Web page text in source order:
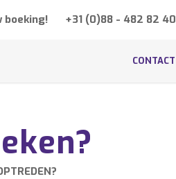
boeking! +31 (0)88 - 482 82 40
CONTACT